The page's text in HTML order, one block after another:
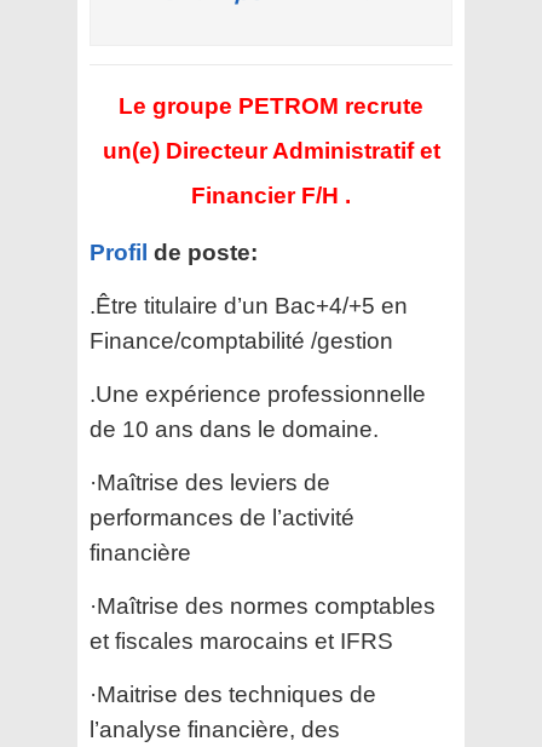
Le groupe PETROM recrute
un(e) Directeur Administratif et
Financier F/H .
Profil de poste:
.Être titulaire d’un Bac+4/+5 en
Finance/comptabilité /gestion
.Une expérience professionnelle
de 10 ans dans le domaine.
·Maîtrise des leviers de
performances de l’activité
financière
·Maîtrise des normes comptables
et fiscales marocains et IFRS
·Maitrise des techniques de
l’analyse financière, des